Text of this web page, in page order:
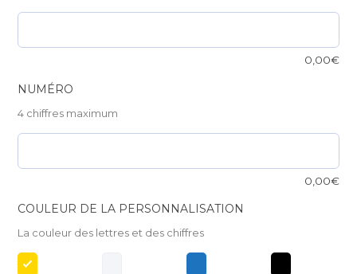
0,00€
NUMÉRO
4 chiffres maximum
0,00€
COULEUR DE LA PERSONNALISATION
La couleur des lettres et des chiffres